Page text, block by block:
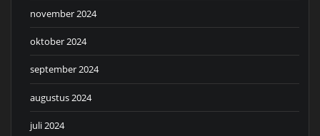
november 2024
oktober 2024
september 2024
augustus 2024
juli 2024